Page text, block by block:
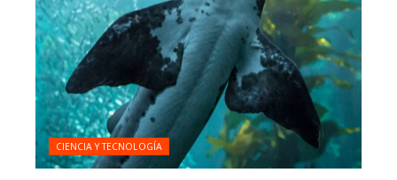
CIENCIA Y TECNOLOGÍA